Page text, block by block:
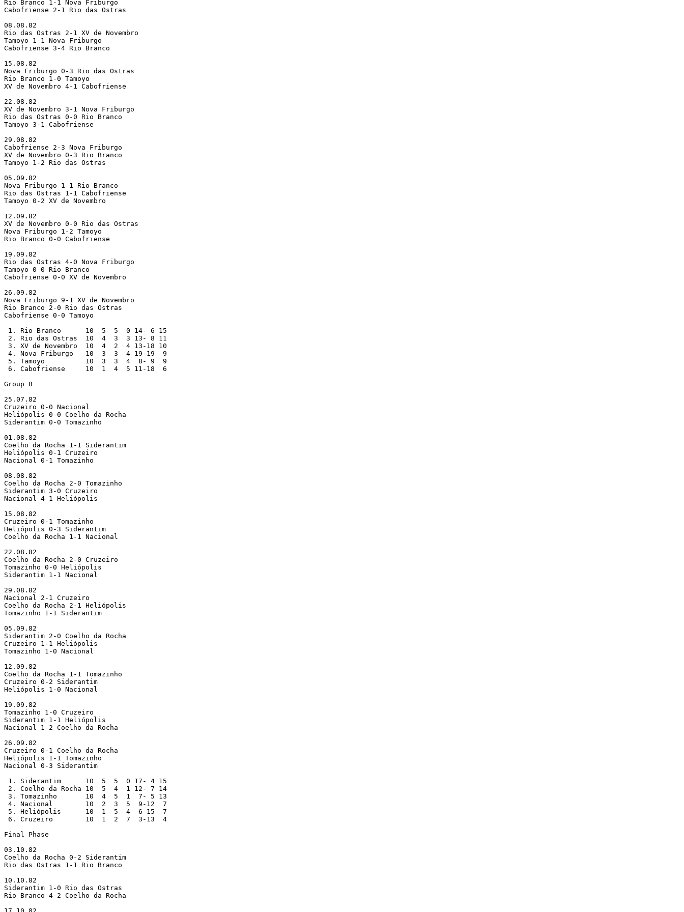
Rio Branco 1-1 Nova Friburgo
Cabofriense 2-1 Rio das Ostras
08.08.82
Rio das Ostras 2-1 XV de Novembro
Tamoyo 1-1 Nova Friburgo
Cabofriense 3-4 Rio Branco
15.08.82
Nova Friburgo 0-3 Rio das Ostras
Rio Branco 1-0 Tamoyo
XV de Novembro 4-1 Cabofriense
22.08.82
XV de Novembro 3-1 Nova Friburgo
Rio das Ostras 0-0 Rio Branco
Tamoyo 3-1 Cabofriense
29.08.82
Cabofriense 2-3 Nova Friburgo
XV de Novembro 0-3 Rio Branco
Tamoyo 1-2 Rio das Ostras
05.09.82
Nova Friburgo 1-1 Rio Branco
Rio das Ostras 1-1 Cabofriense
Tamoyo 0-2 XV de Novembro
12.09.82
XV de Novembro 0-0 Rio das Ostras
Nova Friburgo 1-2 Tamoyo
Rio Branco 0-0 Cabofriense
19.09.82
Rio das Ostras 4-0 Nova Friburgo
Tamoyo 0-0 Rio Branco
Cabofriense 0-0 XV de Novembro
26.09.82
Nova Friburgo 9-1 XV de Novembro
Rio Branco 2-0 Rio das Ostras
Cabofriense 0-0 Tamoyo
1. Rio Branco      10  5  5  0 14- 6 15
2. Rio das Ostras  10  4  3  3 13- 8 11
3. XV de Novembro  10  4  2  4 13-18 10
4. Nova Friburgo   10  3  3  4 19-19  9
5. Tamoyo          10  3  3  4  8- 9  9
6. Cabofriense     10  1  4  5 11-18  6
Group B
25.07.82
Cruzeiro 0-0 Nacional
Heliópolis 0-0 Coelho da Rocha
Siderantim 0-0 Tomazinho
01.08.82
Coelho da Rocha 1-1 Siderantim
Heliópolis 0-1 Cruzeiro
Nacional 0-1 Tomazinho
08.08.82
Coelho da Rocha 2-0 Tomazinho
Siderantim 3-0 Cruzeiro
Nacional 4-1 Heliópolis
15.08.82
Cruzeiro 0-1 Tomazinho
Heliópolis 0-3 Siderantim
Coelho da Rocha 1-1 Nacional
22.08.82
Coelho da Rocha 2-0 Cruzeiro
Tomazinho 0-0 Heliópolis
Siderantim 1-1 Nacional
29.08.82
Nacional 2-1 Cruzeiro
Coelho da Rocha 2-1 Heliópolis
Tomazinho 1-1 Siderantim
05.09.82
Siderantim 2-0 Coelho da Rocha
Cruzeiro 1-1 Heliópolis
Tomazinho 1-0 Nacional
12.09.82
Coelho da Rocha 1-1 Tomazinho
Cruzeiro 0-2 Siderantim
Heliópolis 1-0 Nacional
19.09.82
Tomazinho 1-0 Cruzeiro
Siderantim 1-1 Heliópolis
Nacional 1-2 Coelho da Rocha
26.09.82
Cruzeiro 0-1 Coelho da Rocha
Heliópolis 1-1 Tomazinho
Nacional 0-3 Siderantim
1. Siderantim      10  5  5  0 17- 4 15
2. Coelho da Rocha 10  5  4  1 12- 7 14
3. Tomazinho       10  4  5  1  7- 5 13
4. Nacional        10  2  3  5  9-12  7
5. Heliópolis      10  1  5  4  6-15  7
6. Cruzeiro        10  1  2  7  3-13  4
Final Phase
03.10.82
Coelho da Rocha 0-2 Siderantim
Rio das Ostras 1-1 Rio Branco
10.10.82
Siderantim 1-0 Rio das Ostras
Rio Branco 4-2 Coelho da Rocha